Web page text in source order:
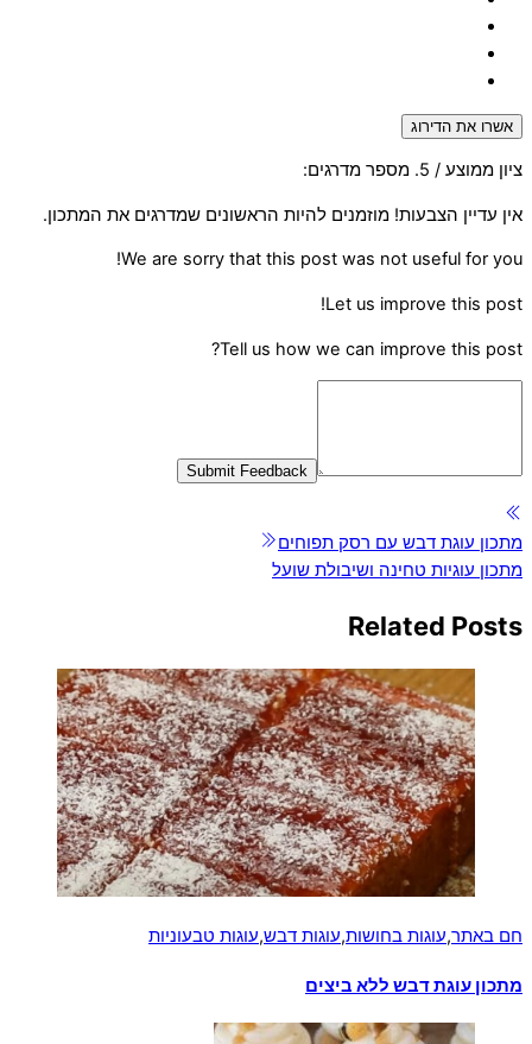
אשרו את הדירוג
ציון ממוצע / 5. מספר מדרגים:
אין עדיין הצבעות! מוזמנים להיות הראשונים שמדרגים את המתכון.
We are sorry that this post was not useful for you!
Let us improve this post!
Tell us how we can improve this post?
Submit Feedback
מתכון עוגת דבש עם רסק תפוחים
מתכון עוגיות טחינה ושיבולת שועל
Related Posts
חם באתר,עוגות בחושות,עוגות דבש,עוגות טבעוניות
מתכון עוגת דבש ללא ביצים